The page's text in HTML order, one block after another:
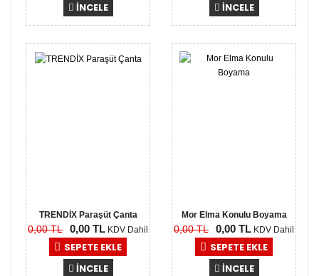
İNCELE
İNCELE
0,00
TRENDİX Paraşüt Çanta
0,00 TL 0,00 TL KDV Dahil
SEPETE EKLE
İNCELE
0,00
Mor Elma Konulu Boyama
0,00 TL 0,00 TL KDV Dahil
SEPETE EKLE
İNCELE